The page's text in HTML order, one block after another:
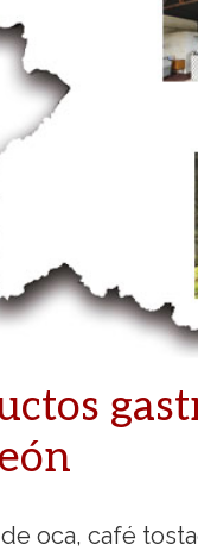
oca, café